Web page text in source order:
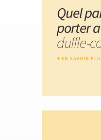
Quel
porter
duffle-
EN SAVOIR